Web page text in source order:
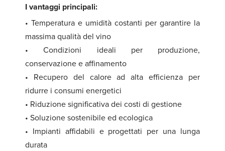
I vantaggi principali:
• Temperatura e umidità costanti per garantire la
massima qualità del vino
• Condizioni ideali per produzione,
conservazione e affinamento
• Recupero del calore ad alta efficienza per
ridurre i consumi energetici
• Riduzione significativa dei costi di gestione
• Soluzione sostenibile ed ecologica
• Impianti affidabili e progettati per una lunga
durata